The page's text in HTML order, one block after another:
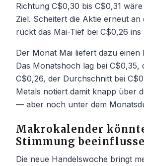
Richtung C$0,30 bis C$0,31
Ziel. Scheitert die Aktie erneut an
rückt das Mai-Tief bei C$0,26 ins
Der Monat Mai liefert dazu einen
Das Monatshoch lag bei C$0,35,
C$0,26, der Durchschnitt bei
Metals notiert damit knapp über
— aber noch unter dem
Makrokalender
Stimmung
Die neue Handelswoche bringt